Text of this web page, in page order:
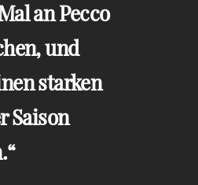
an Pecco
und
starken
Saison